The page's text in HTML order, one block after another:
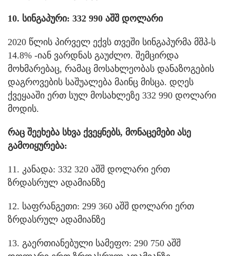
10. სინგაპური: 332 990 აშშ დოლარი
2020 წლის პირველ ექვს თვეში სინგაპურმა მშპ-ს
14.8% -იან ვარდნას გაუძლო. შემცირდა
მოხმარებაც, რამაც მოსახლეობას დანაზოგების
დაგროვების საშუალება მაინც მისცა. დღეს
ქვეყააში ერთ სულ მოსახლეზე 332 990 დოლარი
მოდის.
რაც შეეხება სხვა ქვეყნებს, მონაცემები ასე
გამოიყურება:
11. კანადა: 332 320 აშშ დოლარი ერთ
ზრდასრულ ადამიანზე
12. საფრანგეთი: 299 360 აშშ დოლარი ერთ
ზრდასრულ ადამიანზე
13. გაერთიანებული სამეფო: 290 750 აშშ